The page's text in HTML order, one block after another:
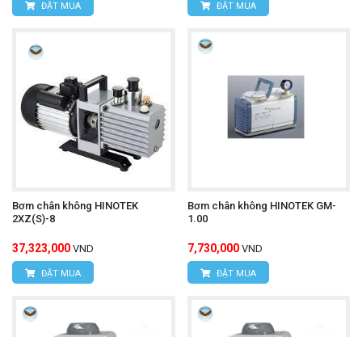
ĐẶT MUA ĐẶT MUA
Bơm chân không HINOTEK
2XZ(S)-8
37,323,000 VND
ĐẶT MUA
Bơm chân không HINOTEK GM-
1.00
7,730,000 VND
ĐẶT MUA